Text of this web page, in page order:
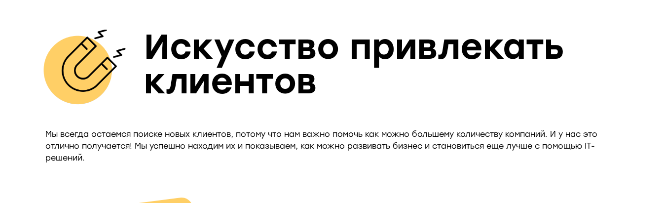
Искусство привлекать
клиентов
Мы всегда остаемся поиске новых клиентов, потому что нам важно помочь как можно большему количеству компаний. И у нас это
отлично получается! Мы успешно находим их и показываем, как можно развивать бизнес и становиться еще лучше с помощью IT-
решений.